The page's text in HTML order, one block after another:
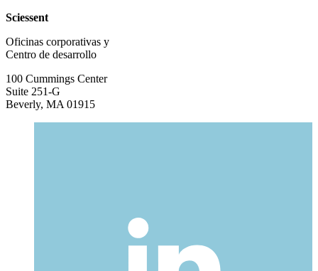
Sciessent
Oficinas corporativas y
Centro de desarrollo
100 Cummings Center
Suite 251-G
Beverly, MA 01915